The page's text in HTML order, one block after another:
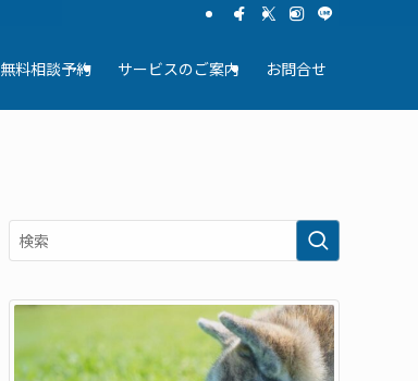
無料相談予約 サービスのご案内 お問合せ